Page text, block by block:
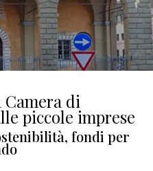
di
piccole imprese
fondi per